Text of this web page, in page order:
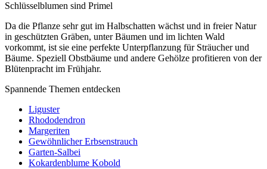
Schlüsselblumen sind Primel
Da die Pflanze sehr gut im Halbschatten wächst und in freier Natur
in geschützten Gräben, unter Bäumen und im lichten Wald
vorkommt, ist sie eine perfekte Unterpflanzung für Sträucher und
Bäume. Speziell Obstbäume und andere Gehölze profitieren von der
Blütenpracht im Frühjahr.
Spannende Themen entdecken
Liguster
Rhododendron
Margeriten
Gewöhnlicher Erbsenstrauch
Garten-Salbei
Kokardenblume Kobold